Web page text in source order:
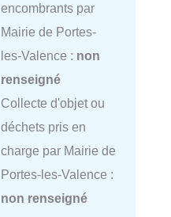
encombrants par
Mairie de Portes-
les-Valence : non
renseigné
Collecte d'objet ou
déchets pris en
charge par Mairie de
Portes-les-Valence :
non renseigné